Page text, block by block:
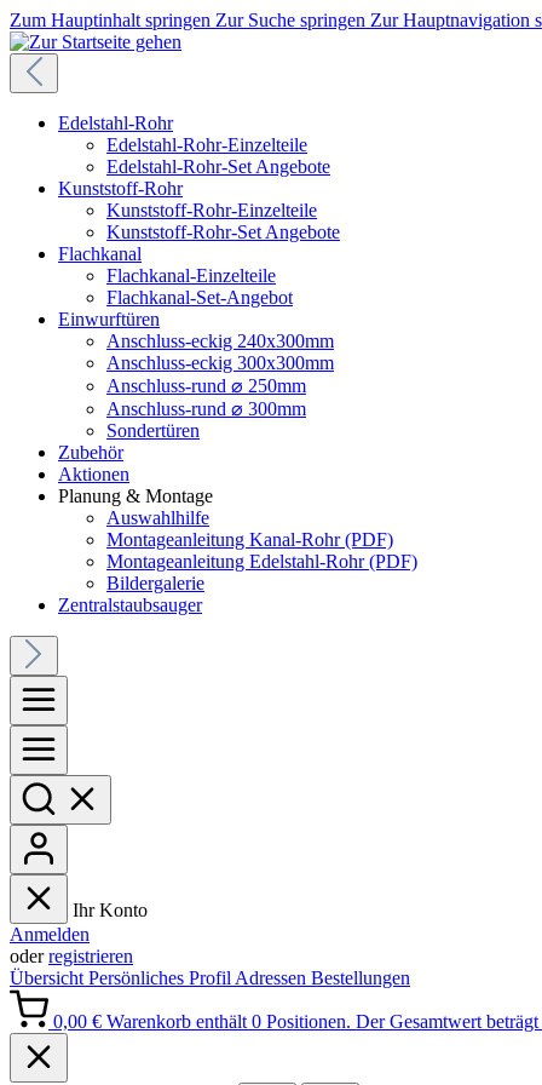
Zum Hauptinhalt springen Zur Suche springen Zur Hauptnavigation
Edelstahl-Rohr
Edelstahl-Rohr-Einzelteile
Edelstahl-Rohr-Set Angebote
Kunststoff-Rohr
Kunststoff-Rohr-Einzelteile
Kunststoff-Rohr-Set Angebote
Flachkanal
Flachkanal-Einzelteile
Flachkanal-Set-Angebot
Einwurftüren
Anschluss-eckig 240x300mm
Anschluss-eckig 300x300mm
Anschluss-rund ⌀ 250mm
Anschluss-rund ⌀ 300mm
Sondertüren
Zubehör
Aktionen
Planung & Montage
Auswahlhilfe
Montageanleitung Kanal-Rohr (PDF)
Montageanleitung Edelstahl-Rohr (PDF)
Bildergalerie
Zentralstaubsauger
Ihr Konto
Anmelden
oderregistrieren
Übersicht Persönliches Profil Adressen Bestellungen
0,00 € Warenkorb enthält 0 Positionen. Der Gesamtwert